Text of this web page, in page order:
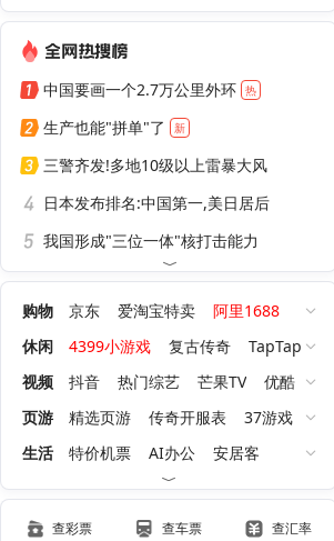
中国要画一个2.7万公里外环 热
生产也能"拼单"了 新
三警齐发!多地10级以上雷暴大风
日本发布排名:中国第一,美日居后
我国形成"三位一体"核打击能力
购物 京东 爱淘宝特卖
阿里1688
聚划算
天猫超市 淘宝红包
休闲 4399小游戏 复古传奇
TapTap
QQ游戏大厅
洛克王国：世界
王者荣耀世界
逆战：未来
小游戏大全
视频 抖音 热门综艺 芒果TV
优酷
腾讯视频
页游 精选页游 传奇开服表
37游戏
九职业传奇
今日新开服
生活 特价机票 AI办公
安居客
贝壳找房
下厨房
链家
天气网
薄荷健身 聚划算
查彩票 查车票
查汇率